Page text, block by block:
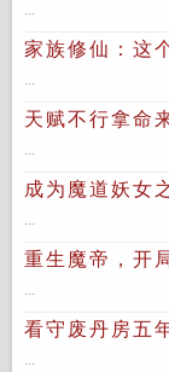
...
家族修仙：这
...
天赋不行拿命
...
成为魔道妖女
...
重生魔帝，开
...
看守废丹房五
...